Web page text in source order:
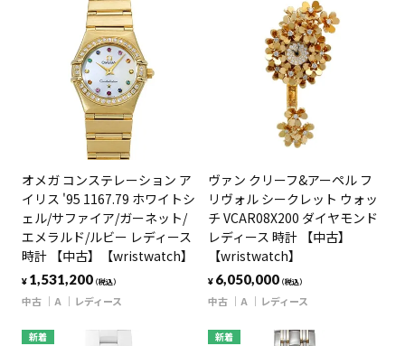
オメガ コンステレーション ア
イリス '95 1167.79 ホワイトシ
ェル/サファイア/ガーネット/
エメラルド/ルビー レディース
時計 【中古】【wristwatch】
¥ 1,531,200（税込）
中古 A レディース
ヴァン クリーフ&アーペル フ
リヴォル シークレット ウォッ
チ VCAR08X200 ダイヤモンド
レディース 時計 【中古】
【wristwatch】
¥ 6,050,000（税込）
中古 A レディース
新着 新着